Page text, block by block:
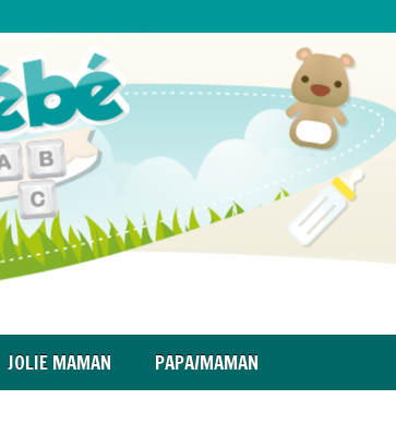
JOLIE MAMAN PAPA/MAMAN